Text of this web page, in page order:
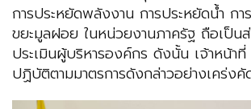
การประหยัดพลังงาน การประหยัดน้ำ กา
ขยะมูลฝอย ในหน่วยงานภาครัฐ ถือเป็น
ประเมินผู้บริหารองค์กร ดังนั้น เจ้าหน้า
ปฏิบัติตามมาตรการดังกล่าวอย่างเคร่งคั